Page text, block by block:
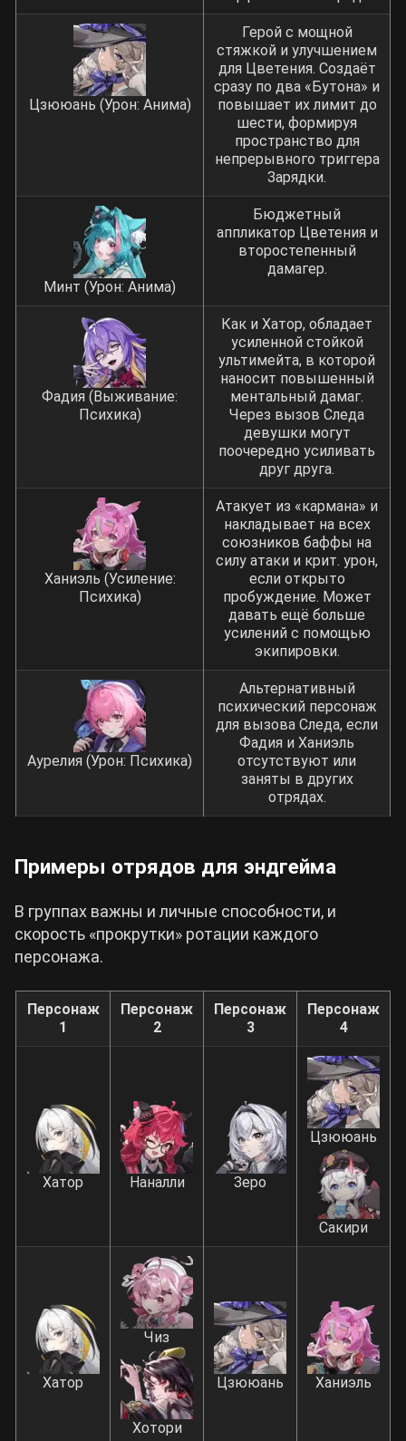
Цзююань (Урон: Анима)
Герой с мощной
стяжкой и улучшением
для Цветения. Создаёт
сразу по два «Бутона» и
повышает их лимит до
шести, формируя
пространство для
непрерывного триггера
Зарядки.
Минт (Урон: Анима)
Бюджетный
аппликатор Цветения и
второстепенный
дамагер.
Фадия (Выживание:
Психика)
Как и Хатор, обладает
усиленной стойкой
ультимейта, в которой
наносит повышенный
ментальный дамаг.
Через вызов Следа
девушки могут
поочередно усиливать
друг друга.
Ханиэль (Усиление:
Психика)
Атакует из «кармана» и
накладывает на всех
союзников баффы на
силу атаки и крит. урон,
если открыто
пробуждение. Может
давать ещё больше
усилений с помощью
экипировки.
Аурелия (Урон: Психика)
Альтернативный
психический персонаж
для вызова Следа, если
Фадия и Ханиэль
отсутствуют или
заняты в других
отрядах.
Примеры отрядов для эндгейма
В группах важны и личные способности, и
скорость «прокрутки» ротации каждого
персонажа.
Персонаж
1
Персонаж
2
Персонаж
3
Персонаж
4
Хатор Наналли Зеро
Цзююань
Сакири
Хатор
Чиз
Хотори
Цзююань Ханиэль